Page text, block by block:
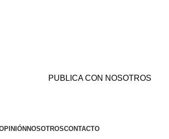
PUBLICA CON NOSOTROS
NOSOTROSCONTACTO